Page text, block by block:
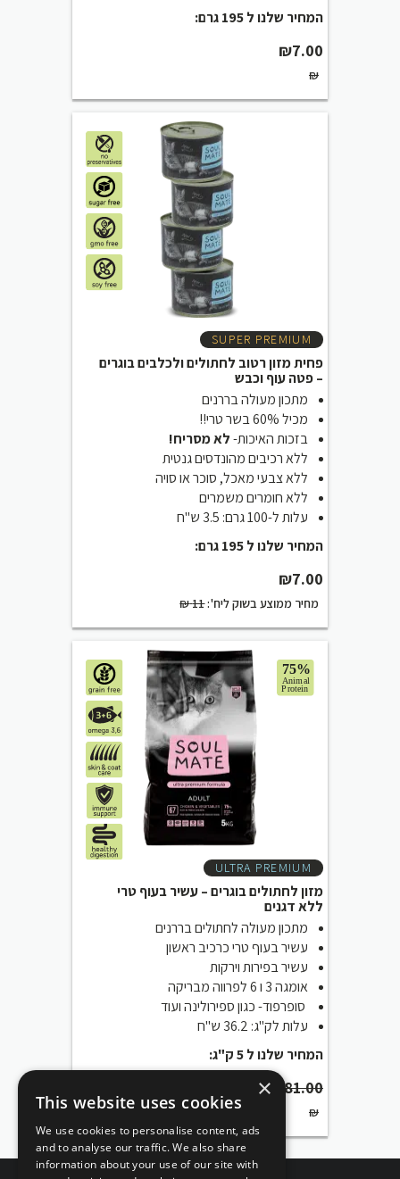
המחיר שלנו ל 195 גרם:
₪7.00
₪
SUPER PREMIUM
פחית מזון רטוב לחתולים ולכלבים בוגרים
– פטה עוף וכבש
מתכון מעולה בררנים
מכיל 60% בשר טרי!!
בזכות האיכות-לא מסריח!
ללא רכיבים מהונדסים גנטית
ללא צבעי מאכל, סוכר או סויה
ללא חומרים משמרים
עלות ל-100 גרם: 3.5 ש"ח
המחיר שלנו ל 195 גרם:
₪7.00
מחיר ממוצע בשוק ליח':11
₪
ULTRA PREMIUM
מזון לחתולים בוגרים – עשיר בעוף טרי
ללא דגנים
מתכון מעולה לחתולים בררנים
עשיר בעוף טרי כרכיב ראשון
עשיר בפירות וירקות
אומגה 3 ו 6 לפרווה מבריקה
סופרפוד- כגון ספירולינה ועוד
עלות לק"ג: 36.2 ש"ח
המחיר שלנו ל 5 ק"ג:
₪ 181.00
Original
price
was:
₪181.00.
price
is:
₪153.00.
₪
×
This website uses cookies
We use cookies to personalise content, ads
and to analyse our traffic. We also share
information about your use of our site with